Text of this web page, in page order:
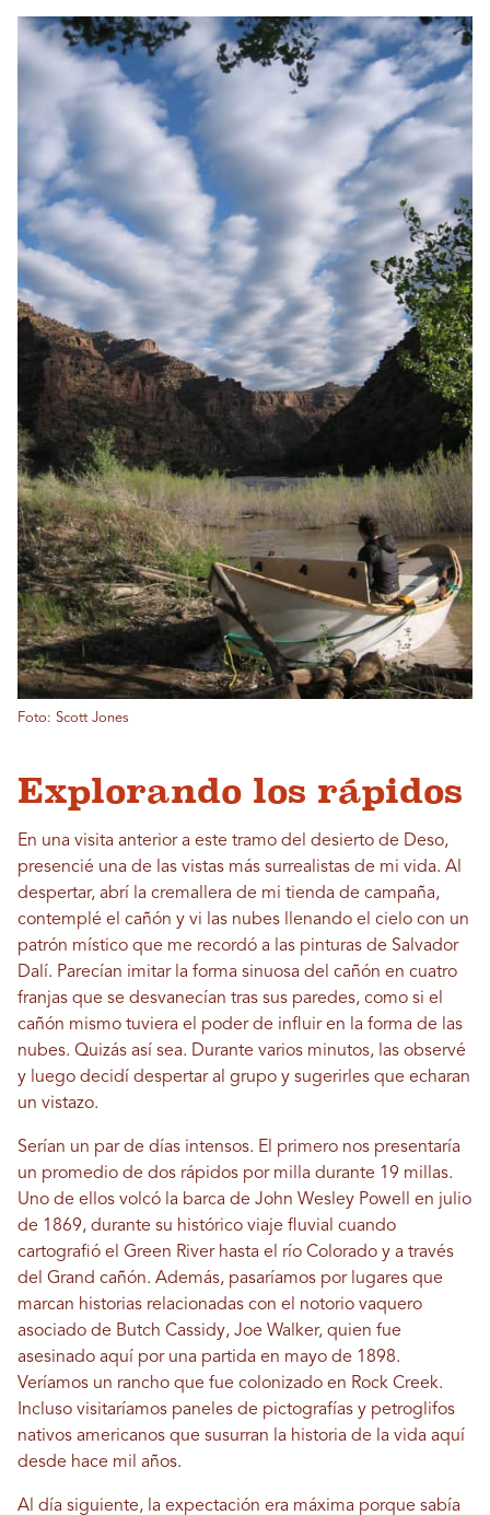
Foto: Scott Jones
Explorando los rápidos
En una visita anterior a este tramo del desierto de Deso,
presencié una de las vistas más surrealistas de mi vida. Al
despertar, abrí la cremallera de mi tienda de campaña,
contemplé el cañón y vi las nubes llenando el cielo con un
patrón místico que me recordó a las pinturas de Salvador
Dalí. Parecían imitar la forma sinuosa del cañón en cuatro
franjas que se desvanecían tras sus paredes, como si el
cañón mismo tuviera el poder de influir en la forma de las
nubes. Quizás así sea. Durante varios minutos, las observé
y luego decidí despertar al grupo y sugerirles que echaran
un vistazo.
Serían un par de días intensos. El primero nos presentaría
un promedio de dos rápidos por milla durante 19 millas.
Uno de ellos volcó la barca de John Wesley Powell en julio
de 1869, durante su histórico viaje fluvial cuando
cartografió el Green River hasta el río Colorado y a través
del Grand cañón. Además, pasaríamos por lugares que
marcan historias relacionadas con el notorio vaquero
asociado de Butch Cassidy, Joe Walker, quien fue
asesinado aquí por una partida en mayo de 1898.
Veríamos un rancho que fue colonizado en Rock Creek.
Incluso visitaríamos paneles de pictografías y petroglifos
nativos americanos que susurran la historia de la vida aquí
desde hace mil años.
Al día siguiente, la expectación era máxima porque sabía